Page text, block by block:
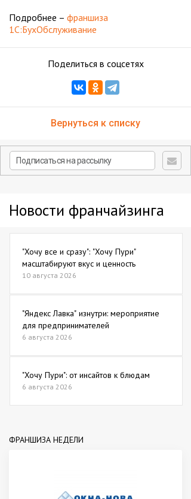
Подробнее – франшиза
1С:БухОбслуживание
Поделиться в соцсетях
Вернуться к списку
Новости франчайзинга
"Хочу все и сразу": "Хочу Пури"
масштабируют вкус и ценность
10 августа 2026
"Яндекс Лавка" изнутри: мероприятие
для предпринимателей
6 августа 2026
"Хочу Пури": от инсайтов к блюдам
6 августа 2026
ФРАНШИЗА НЕДЕЛИ